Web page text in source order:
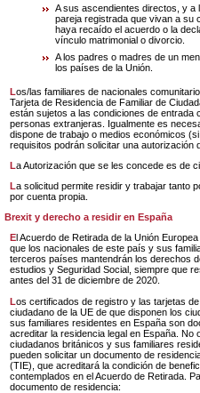
A sus ascendientes directos, y a
pareja registrada que vivan a su
haya recaído el acuerdo o la
vínculo matrimonial o divorcio.
A los padres o madres de un
los países de la Unión.
Los/las familiares de nacionales comunitarios sí tienen que pedir la
Tarjeta de Residencia de Familiar de
están sujetos a las condiciones de entrada
personas extranjeras. Igualmente es
dispone de trabajo o medios económicos
requisitos podrán solicitar una autorización
La Autorización que se les concede es de
La solicitud permite residir y trabajar tanto por cuenta ajena como
por cuenta propia.
Brexit y derecho a residir en España
El Acuerdo de Retirada de la Unión Europea del Reino Unido prevé
que los nacionales de este país y sus
terceros países mantendrán los derechos
estudios y Seguridad Social, siempre que
antes del 31 de diciembre de 2020.
Los certificados de registro y las tarjetas de familiares de
ciudadano de la UE de que disponen los
sus familiares residentes en España son
acreditar la residencia legal en España. No
ciudadanos británicos y sus familiares
pueden solicitar un documento de
(TIE), que acreditará la condición de
contemplados en el Acuerdo de Retirada.
documento de residencia: